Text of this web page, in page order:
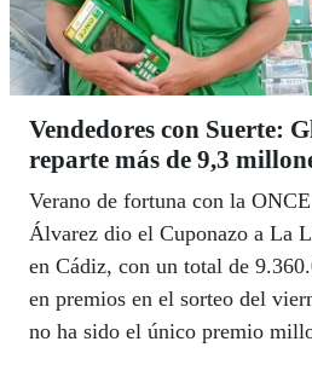
Vendedores con Suerte:
reparte más de 9,3
Verano de fortuna con la
Álvarez dio el Cuponazo a La
en Cádiz, con un total de
en premios en el sorteo del
no ha sido el único premio